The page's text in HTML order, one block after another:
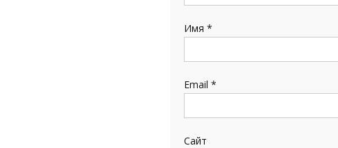
Имя *
Email *
Сайт